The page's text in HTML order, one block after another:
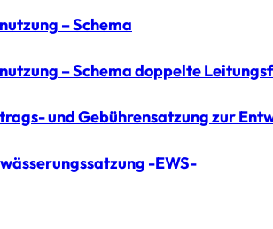
– Schema
– Schema doppelte
und Gebührensatzung zur
-EWS-